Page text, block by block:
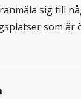
sig till
som är